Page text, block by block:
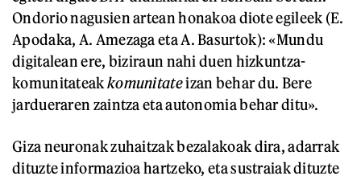
Ondorio nagusien artean honakoa diote egileek (E.
Apodaka, A. Amezaga eta A. Basurtok): «Mundu
digitalean ere, biziraun nahi duen hizkuntza-
komunitateakkomunitateizan behar du. Bere
jardueraren zaintza eta autonomia behar ditu».
Giza neuronak zuhaitzak bezalakoak dira, adarrak
dituzte informazioa hartzeko, eta sustraiak dituzte